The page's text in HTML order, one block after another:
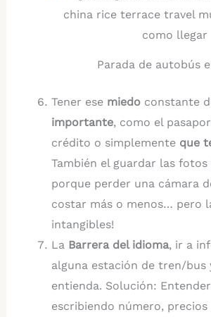
Parada de autobús
Tener ese miedoconstante
importante, como el
crédito o simplemente que
También el guardar las fotos
porque perder una cámara
costar más o menos… pero
intangibles!
La Barrera del idioma, ir a
alguna estación de tren/bus
entienda. Solución:
escribiendo número,